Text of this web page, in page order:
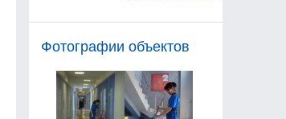
Фотографии объектов